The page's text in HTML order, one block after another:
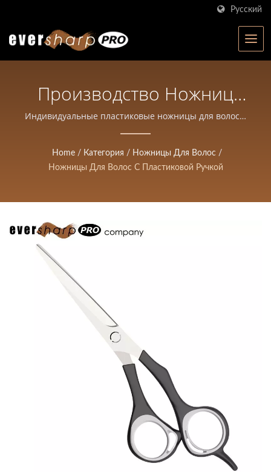
Русский
Производство Ножниц
Для Волос Из Пластика |
Ножницы Высокой
Точности, Кованые Для
Индивидуальные пластиковые ножницы для волос |
Eversharp Pro Company | Производитель ножниц с
Home / Категория / Ножницы Для Волос /
Ножницы Для Волос С Пластиковой Ручкой